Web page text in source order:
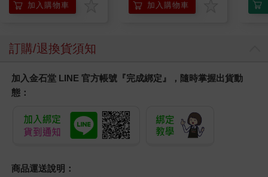
加入購物車 加入購物車
訂購/退換貨須知
加入金石堂 LINE 官方帳號『完成綁定』，隨時掌握出貨動
態：
商品運送說明：